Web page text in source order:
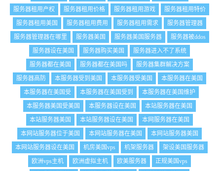
服务器租用产权
服务器租用价格 服务器租用游戏
服务器租用特价
服务器租用美国
服务器租用费用 服务器租用需求
服务器管理器
服务器管理器在哪里
服务器美国 服务器美国服务器
服务器被ddos
服务器设在美国
服务器购买美国
服务器进入不了系统
服务器都在美国
服务器都在美国吗
服务器集群解决方案
服务器高防
本服务器受到美国 本服务器受美国
本服务器在美国
本服务器在美国受
本服务器在美国受到
本服务器在美国维护
本服务器美国受美国
本服务器设在美国
本站服务器在美国
本站服务器美国
本站服务器设在美国
本网服务器在美国
本网站服务器位于美国
本网站服务器在美国
本网站服务器美国
本网站服务器设在美国
机房美国vps 机架服务器
架设美国服务器
欧洲vps主机
欧洲虚拟主机 欧美服务器
正规美国vps